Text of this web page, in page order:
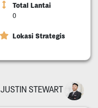
Total Lantai
0
Lokasi Strategis
JUSTIN STEWART